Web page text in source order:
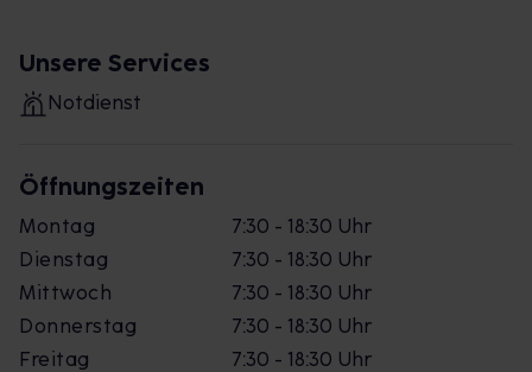
Unsere Services
Notdienst
Öffnungszeiten
Montag
7:30 - 18:30 Uhr
Dienstag
7:30 - 18:30 Uhr
Mittwoch
7:30 - 18:30 Uhr
Donnerstag
7:30 - 18:30 Uhr
Freitag
7:30 - 18:30 Uhr